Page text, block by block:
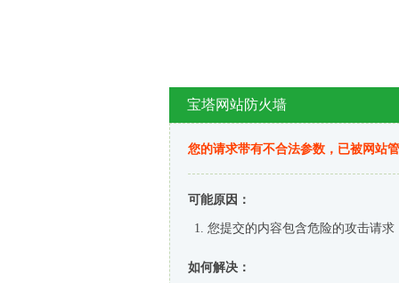
宝塔网站防火墙
您的请求带有不合法参数，已被网站
可能原因：
您提交的内容包含危险的攻击请求
如何解决：